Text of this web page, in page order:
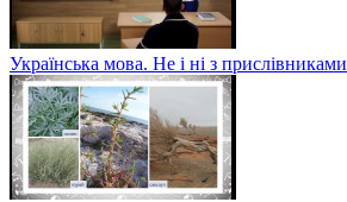
Українська мова. Не і ні з прислівниками